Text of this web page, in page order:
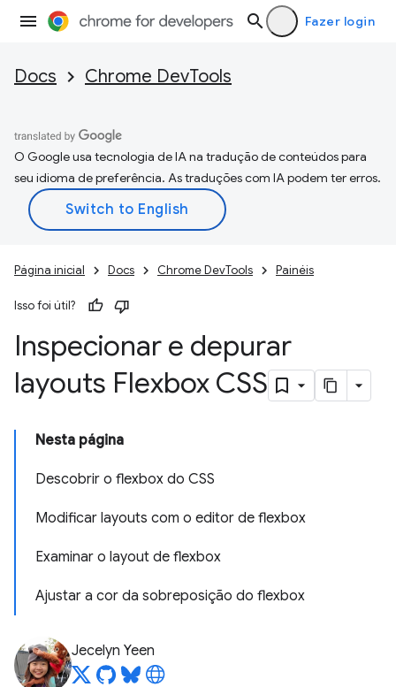
Fazer login
Docs Chrome DevTools
O Google usa tecnologia de IA na tradução de conteúdos para
seu idioma de preferência. As traduções com IA podem ter erros.
Página inicial Docs Chrome DevTools Painéis
Isso foi útil?
Inspecionar e depurar
layouts Flexbox CSS
Nesta página
Descobrir o flexbox do CSS
Modificar layouts com o editor de flexbox
Examinar o layout de flexbox
Ajustar a cor da sobreposição do flexbox
Jecelyn Yeen